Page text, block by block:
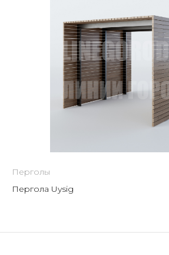
Перголы
Пергола Uysig